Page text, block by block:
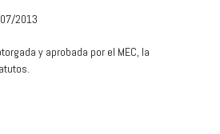
2013
y aprobada por el MEC, la